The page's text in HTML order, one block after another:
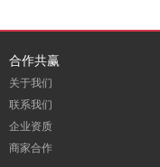
合作共赢
关于我们
联系我们
企业资质
商家合作